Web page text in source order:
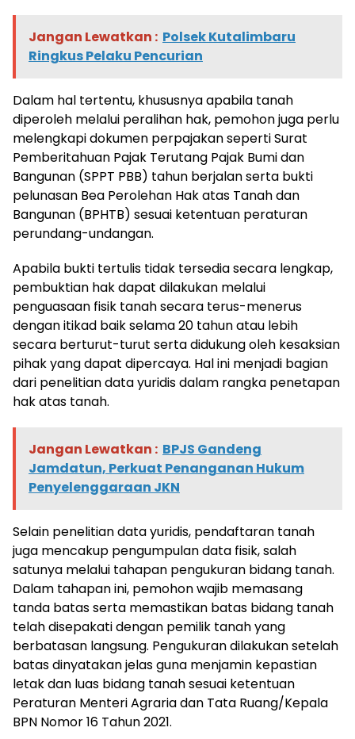
Jangan Lewatkan : Polsek Kutalimbaru
Ringkus Pelaku Pencurian
Dalam hal tertentu, khususnya apabila tanah
diperoleh melalui peralihan hak, pemohon juga perlu
melengkapi dokumen perpajakan seperti Surat
Pemberitahuan Pajak Terutang Pajak Bumi dan
Bangunan (SPPT PBB) tahun berjalan serta bukti
pelunasan Bea Perolehan Hak atas Tanah dan
Bangunan (BPHTB) sesuai ketentuan peraturan
perundang-undangan.
Apabila bukti tertulis tidak tersedia secara lengkap,
pembuktian hak dapat dilakukan melalui
penguasaan fisik tanah secara terus-menerus
dengan itikad baik selama 20 tahun atau lebih
secara berturut-turut serta didukung oleh kesaksian
pihak yang dapat dipercaya. Hal ini menjadi bagian
dari penelitian data yuridis dalam rangka penetapan
hak atas tanah.
Jangan Lewatkan : BPJS Gandeng
Jamdatun, Perkuat Penanganan Hukum
Penyelenggaraan JKN
Selain penelitian data yuridis, pendaftaran tanah
juga mencakup pengumpulan data fisik, salah
satunya melalui tahapan pengukuran bidang tanah.
Dalam tahapan ini, pemohon wajib memasang
tanda batas serta memastikan batas bidang tanah
telah disepakati dengan pemilik tanah yang
berbatasan langsung. Pengukuran dilakukan setelah
batas dinyatakan jelas guna menjamin kepastian
letak dan luas bidang tanah sesuai ketentuan
Peraturan Menteri Agraria dan Tata Ruang/Kepala
BPN Nomor 16 Tahun 2021.